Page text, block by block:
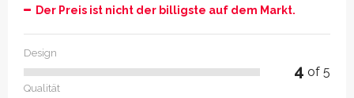
Der Preis ist nicht der billigste auf dem Markt.
Design
4 of 5
Qualität